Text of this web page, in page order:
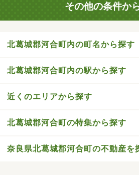
その他の条件か
北葛城郡河合町内の町名から探す
北葛城郡河合町内の駅から探す
近くのエリアから探す
北葛城郡河合町の特集から探す
奈良県北葛城郡河合町の不動産を